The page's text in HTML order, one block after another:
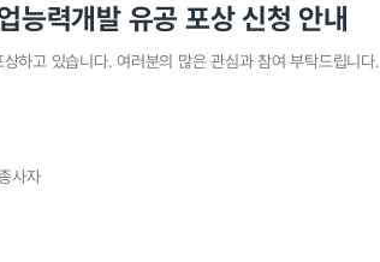
능력개발 유공 포상 신청 안내
하고 있습니다. 여러분의 많은 관심과 참여 부탁드립니다.
사자